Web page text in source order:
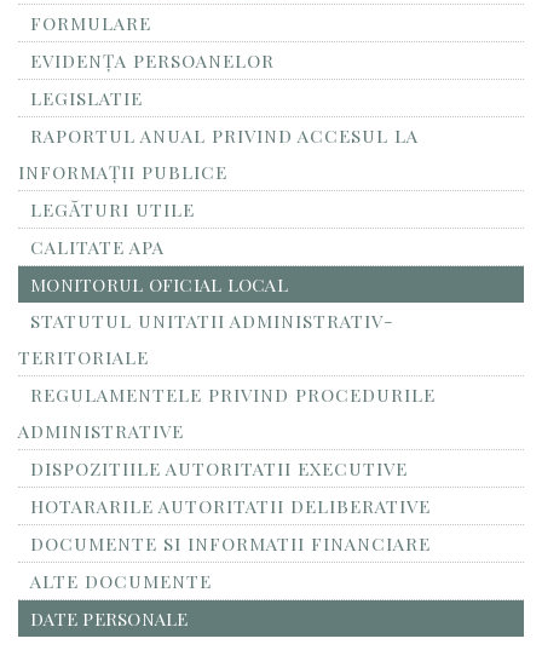
FORMULARE
EVIDENȚA PERSOANELOR
LEGISLATIE
RAPORTUL ANUAL PRIVIND ACCESUL LA
INFORMAŢII PUBLICE
LEGĂTURI UTILE
CALITATE APA
MONITORUL OFICIAL LOCAL
STATUTUL UNITATII ADMINISTRATIV-
TERITORIALE
REGULAMENTELE PRIVIND PROCEDURILE
ADMINISTRATIVE
DISPOZITIILE AUTORITATII EXECUTIVE
HOTARARILE AUTORITATII DELIBERATIVE
DOCUMENTE SI INFORMATII FINANCIARE
ALTE DOCUMENTE
DATE PERSONALE